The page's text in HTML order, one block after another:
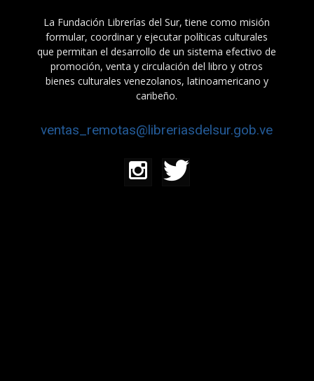
La Fundación Librerías del Sur, tiene como misión
formular, coordinar y ejecutar políticas culturales
que permitan el desarrollo de un sistema efectivo de
promoción, venta y circulación del libro y otros
bienes culturales venezolanos, latinoamericano y
caribeño.
ventas_remotas@libreriasdelsur.gob.ve